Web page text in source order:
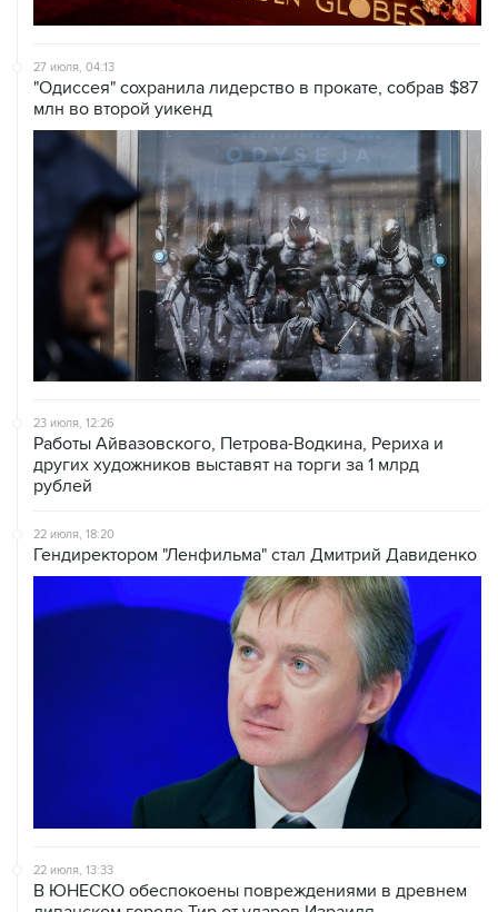
27 июля, 04:13
"Одиссея" сохранила лидерство в прокате, собрав $87
млн во второй уикенд
23 июля, 12:26
Работы Айвазовского, Петрова-Водкина, Рериха и
других художников выставят на торги за 1 млрд
рублей
22 июля, 18:20
Гендиректором "Ленфильма" стал Дмитрий Давиденко
22 июля, 13:33
В ЮНЕСКО обеспокоены повреждениями в древнем